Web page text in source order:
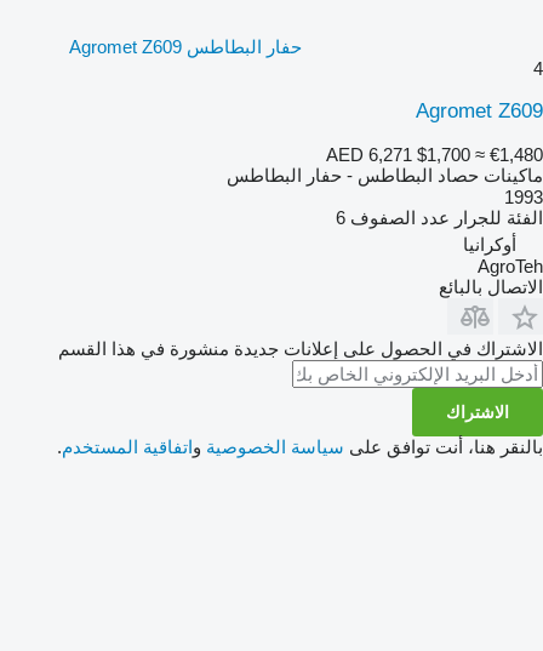
حفار البطاطس Agromet Z609
4
Agromet Z609
AED 6,271 $1,700 ≈ €1,480
ماكينات حصاد البطاطس - حفار البطاطس
1993
الفئة للجرار عدد الصفوف 6
أوكرانيا
AgroTeh
الاتصال بالبائع
الاشتراك في الحصول على إعلانات جديدة منشورة في هذا القسم
الاشتراك
بالنقر هنا، أنت توافق على سياسة الخصوصية واتفاقية المستخدم.